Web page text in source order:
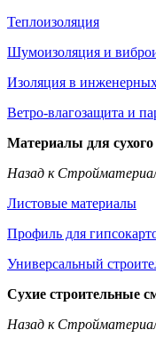
Теплоизоляция
Шумоизоляция и
Изоляция в
Ветро-влагозащита и
Материалы для сухого
Назад к
Листовые материалы
Профиль для
Универсальный
Сухие строительные
Назад к